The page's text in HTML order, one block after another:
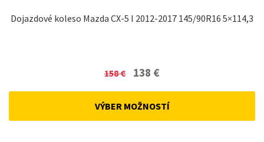
Dojazdové koleso Mazda CX-5 I 2012-2017 145/90R16 5×114,3
158€
Original
was:
138 €Current
VÝBER MOŽNOSTÍ